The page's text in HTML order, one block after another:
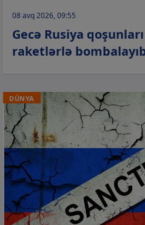
08 avq 2026, 09:55
Gecə Rusiya
raketlərlə
DÜNYA